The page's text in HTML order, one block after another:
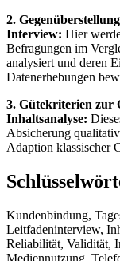
2.
Interview: Hier
Befragungen im
analysiert und deren
Datenerhebungen
3. Gütekriterien zur
Inhaltsanalyse:
Absicherung
Adaption klassischer
Kundenbindung,
Leitfadeninterview,
Reliabilität, Validität,
Mediennutzung,